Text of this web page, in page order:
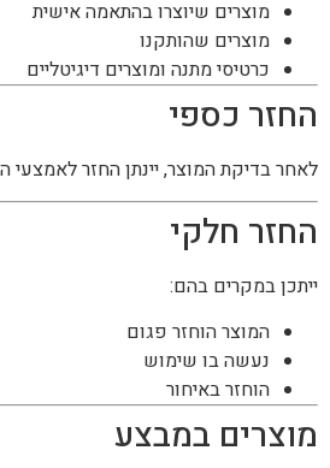
מוצרים שיוצרו בהתאמה אישית
מוצרים שהותקנו
כרטיסי מתנה ומוצרים דיגיטליים
החזר כספי
לאחר בדיקת המוצר, יינתן החזר לאמצעי
החזר חלקי
ייתכן במקרים בהם:
המוצר הוחזר פגום
נעשה בו שימוש
הוחזר באיחור
מוצרים במבצע